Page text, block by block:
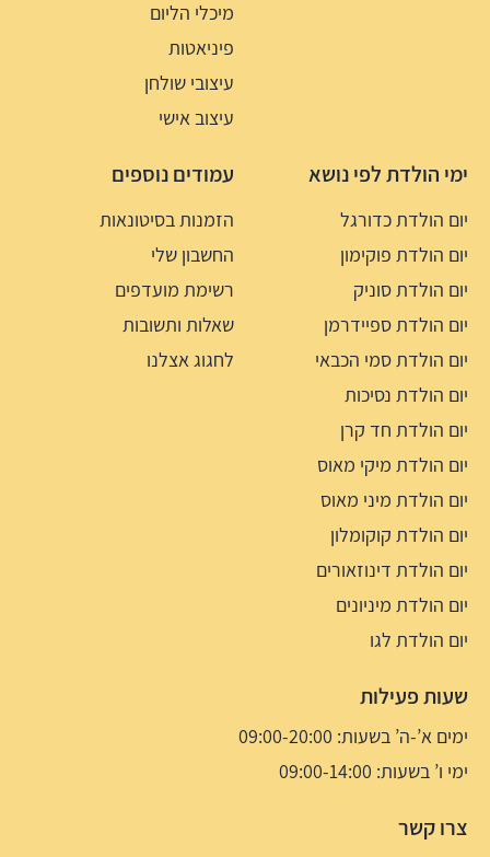
מיכלי הליום
פיניאטות
עיצובי שולחן
עיצוב אישי
ימי הולדת לפי נושא
יום הולדת כדורגל
יום הולדת פוקימון
יום הולדת סוניק
יום הולדת ספיידרמן
יום הולדת סמי הכבאי
יום הולדת נסיכות
יום הולדת חד קרן
יום הולדת מיקי מאוס
יום הולדת מיני מאוס
יום הולדת קוקומלון
יום הולדת דינוזאורים
יום הולדת מיניונים
יום הולדת לגו
עמודים נוספים
הזמנות בסיטונאות
החשבון שלי
רשימת מועדפים
שאלות ותשובות
לחגוג אצלנו
שעות פעילות
ימים א’-ה’ בשעות: 09:00-20:00
ימי ו’ בשעות: 09:00-14:00
צרו קשר